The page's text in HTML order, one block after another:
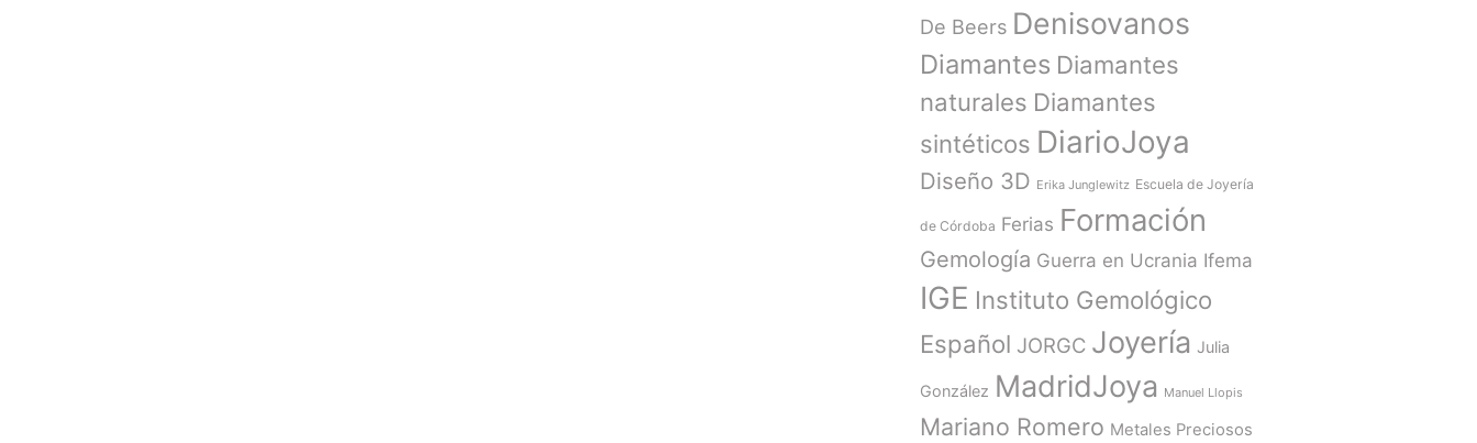
De Beers Denisovanos
Diamantes Diamantes
naturales Diamantes
sintéticos DiarioJoya
Diseño 3D Erika Junglewitz Escuela de Joyería
de Córdoba Ferias Formación
Gemología Guerra en Ucrania Ifema
IGE Instituto Gemológico
Español JORGC Joyería Julia
González MadridJoya Manuel Llopis
Mariano Romero Metales Preciosos